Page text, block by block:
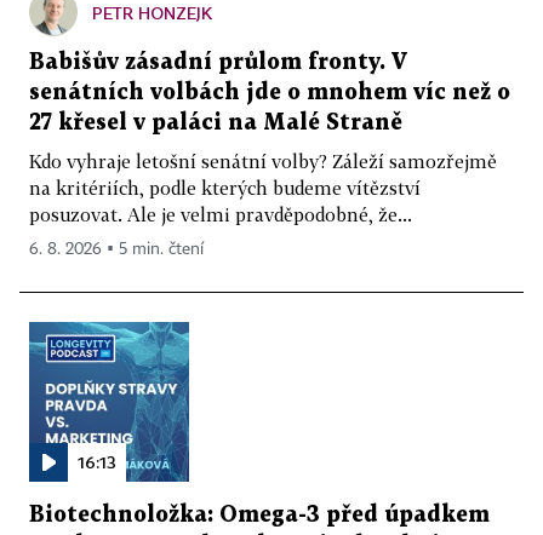
PETR HONZEJK
Babišův zásadní průlom fronty. V
senátních volbách jde o mnohem víc než o
27 křesel v paláci na Malé Straně
Kdo vyhraje letošní senátní volby? Záleží samozřejmě
na kritériích, podle kterých budeme vítězství
posuzovat. Ale je velmi pravděpodobné, že...
6. 8. 2026 ▪ 5 min. čtení
16:13
Biotechnoložka: Omega-3 před úpadkem